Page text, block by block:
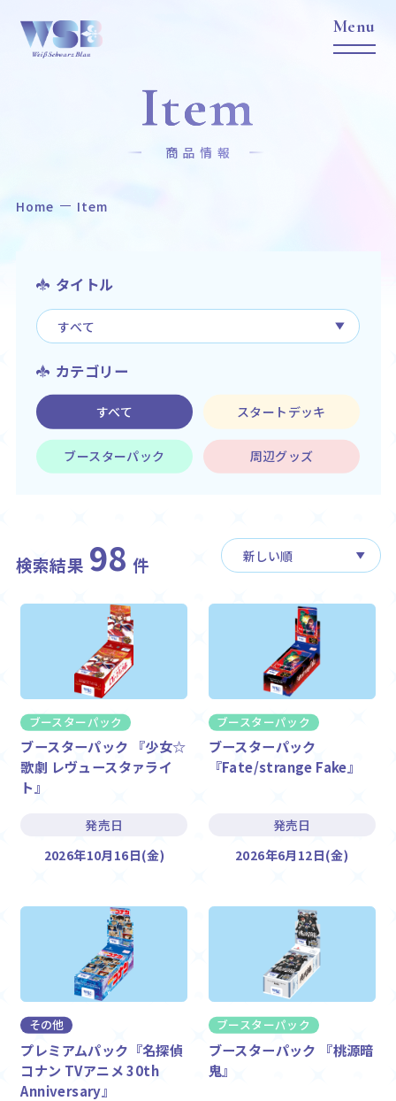
Home
Title
Event
イベント
Card List
Rule / Q&A
ルール/Q&A
Deck Recipe
デッキレシピ
Item
商品情報
Home Item
タイトル
カテゴリー
すべて スタートデッキ
ブースターパック 周辺グッズ
検索結果 98 件
ブースターパック
ブースターパック 『少女☆
歌劇 レヴュースタァライ
ト』
発売日
2026年10月16日(金)
ブースターパック
ブースターパック
『Fate/strange Fake』
発売日
2026年6月12日(金)
その他
プレミアムパック『名探偵
コナン TVアニメ 30th
Anniversary』
ブースターパック
ブースターパック 『桃源暗
鬼』